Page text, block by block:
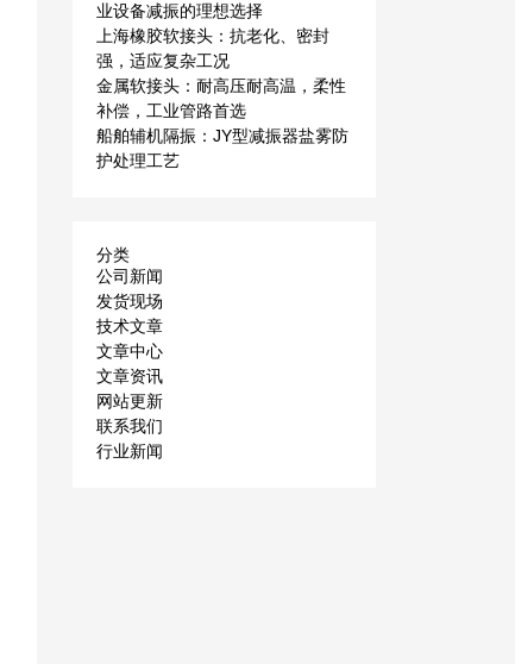
业设备减振的理想选择
上海橡胶软接头：抗老化、密封
强，适应复杂工况
金属软接头：耐高压耐高温，柔性
补偿，工业管路首选
船舶辅机隔振：JY型减振器盐雾防
护处理工艺
分类
公司新闻
发货现场
技术文章
文章中心
文章资讯
网站更新
联系我们
行业新闻